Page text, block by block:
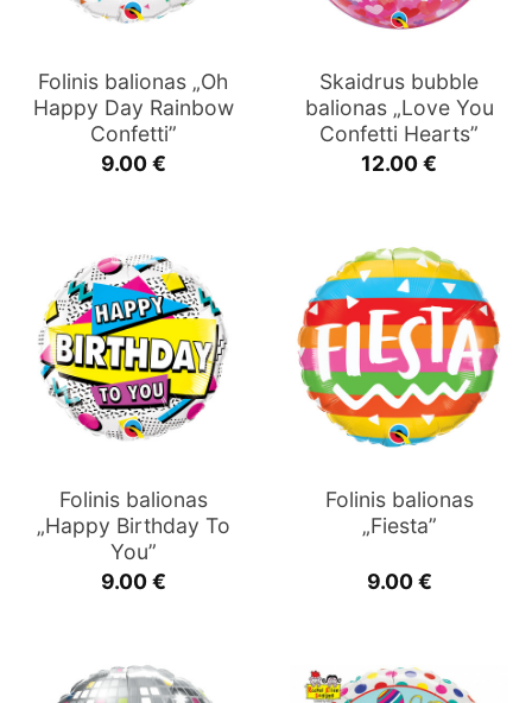
Folinis balionas „Oh
Happy Day Rainbow
Confetti”
9.00€
Skaidrus bubble
balionas „Love You
Confetti Hearts”
12.00€
Folinis balionas
„Happy Birthday To
You”
9.00€
Folinis balionas
„Fiesta”
9.00€